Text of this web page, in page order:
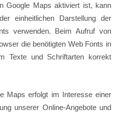
Google Maps aktiviert ist, kann
einheitlichen Darstellung der
verwenden. Beim Aufruf von
die benötigten Web Fonts in
Texte und Schriftarten korrekt
Maps erfolgt im Interesse einer
unserer Online-Angebote und